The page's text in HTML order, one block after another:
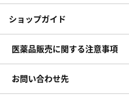
ショップガイド
医薬品販売に関する注意事項
お問い合わせ先